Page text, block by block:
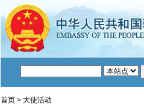
首页 > 大使活动